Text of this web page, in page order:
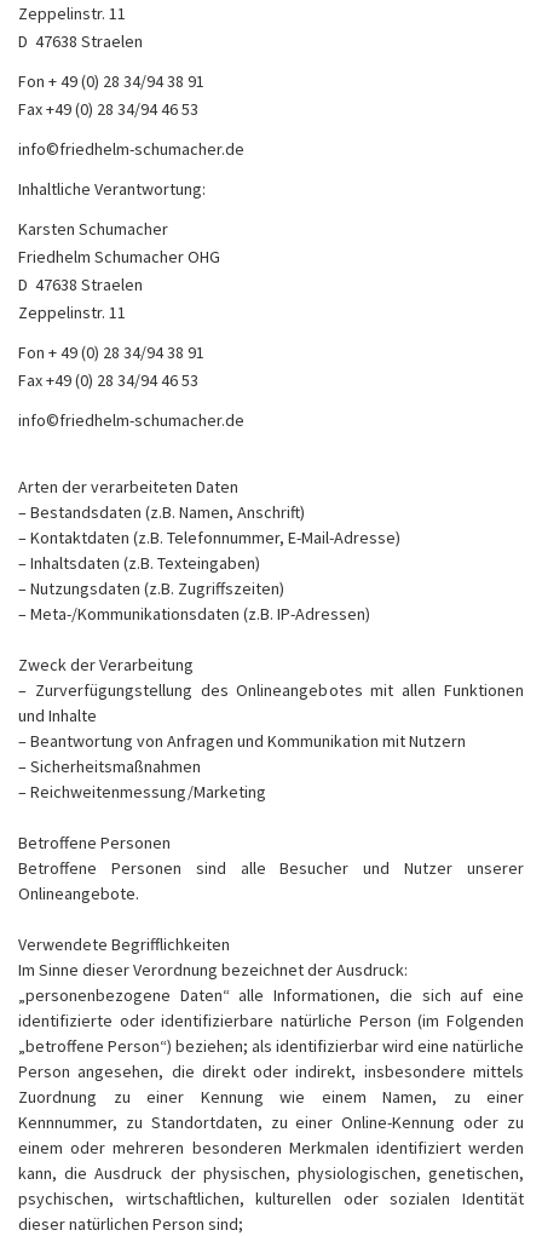
Zeppelinstr. 11
D ­ 47638 Straelen
Fon + 49 (0) 28 34/94 38 91
Fax +49 (0) 28 34/94 46 53
info©friedhelm-schumacher.de
Inhaltliche Verantwortung:
Karsten Schumacher
Friedhelm Schumacher OHG
D ­ 47638 Straelen
Zeppelinstr. 11
Fon + 49 (0) 28 34/94 38 91
Fax +49 (0) 28 34/94 46 53
info©friedhelm-schumacher.de
Arten der verarbeiteten Daten
– Bestandsdaten (z.B. Namen, Anschrift)
– Kontaktdaten (z.B. Telefonnummer, E-Mail-Adresse)
– Inhaltsdaten (z.B. Texteingaben)
– Nutzungsdaten (z.B. Zugriffszeiten)
– Meta-/Kommunikationsdaten (z.B. IP-Adressen)
Zweck der Verarbeitung
– Zurverfügungstellung des Onlineangebotes mit allen Funktionen
und Inhalte
– Beantwortung von Anfragen und Kommunikation mit Nutzern
– Sicherheitsmaßnahmen
– Reichweitenmessung/Marketing
Betroffene Personen
Betroffene Personen sind alle Besucher und Nutzer unserer
Onlineangebote.
Verwendete Begrifflichkeiten
Im Sinne dieser Verordnung bezeichnet der Ausdruck:
„personenbezogene Daten“ alle Informationen, die sich auf eine
identifizierte oder identifizierbare natürliche Person (im Folgenden
„betroffene Person“) beziehen; als identifizierbar wird eine natürliche
Person angesehen, die direkt oder indirekt, insbesondere mittels
Zuordnung zu einer Kennung wie einem Namen, zu einer
Kennnummer, zu Standortdaten, zu einer Online-Kennung oder zu
einem oder mehreren besonderen Merkmalen identifiziert werden
kann, die Ausdruck der physischen, physiologischen, genetischen,
psychischen, wirtschaftlichen, kulturellen oder sozialen Identität
dieser natürlichen Person sind;